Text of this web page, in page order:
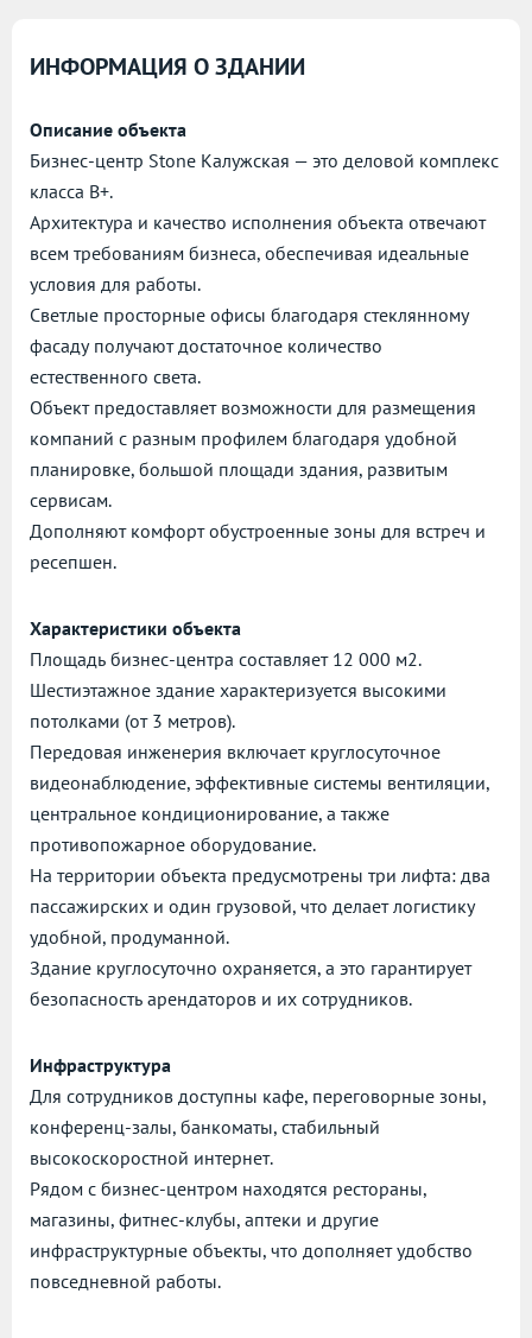
ИНФОРМАЦИЯ О ЗДАНИИ
Описание объекта
Бизнес-центр Stone Калужская — это деловой комплекс
класса B+.
Архитектура и качество исполнения объекта отвечают
всем требованиям бизнеса, обеспечивая идеальные
условия для работы.
Светлые просторные офисы благодаря стеклянному
фасаду получают достаточное количество
естественного света.
Объект предоставляет возможности для размещения
компаний с разным профилем благодаря удобной
планировке, большой площади здания, развитым
сервисам.
Дополняют комфорт обустроенные зоны для встреч и
ресепшен.
Характеристики объекта
Площадь бизнес-центра составляет 12 000 м2.
Шестиэтажное здание характеризуется высокими
потолками (от 3 метров).
Передовая инженерия включает круглосуточное
видеонаблюдение, эффективные системы вентиляции,
центральное кондиционирование, а также
противопожарное оборудование.
На территории объекта предусмотрены три лифта: два
пассажирских и один грузовой, что делает логистику
удобной, продуманной.
Здание круглосуточно охраняется, а это гарантирует
безопасность арендаторов и их сотрудников.
Инфраструктура
Для сотрудников доступны кафе, переговорные зоны,
конференц-залы, банкоматы, стабильный
высокоскоростной интернет.
Рядом с бизнес-центром находятся рестораны,
магазины, фитнес-клубы, аптеки и другие
инфраструктурные объекты, что дополняет удобство
повседневной работы.